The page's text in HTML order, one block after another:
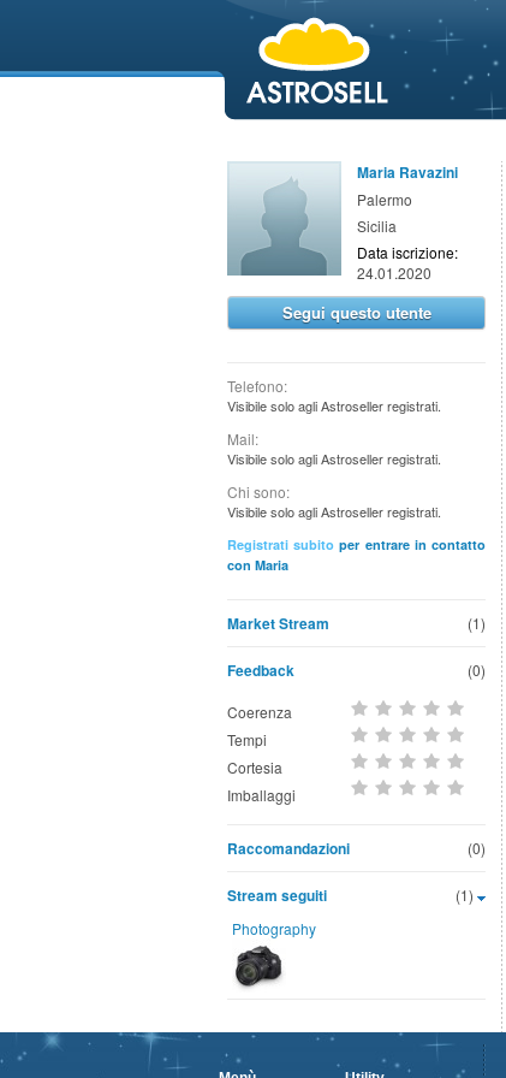
Maria Ravazini
Palermo
Sicilia
Data iscrizione:
24.01.2020
Segui questo utente
Telefono:
Visibile solo agli Astroseller registrati.
Mail:
Visibile solo agli Astroseller registrati.
Chi sono:
Visibile solo agli Astroseller registrati.
Registrati subito per entrare in contatto
con Maria
(1)
Market Stream
Feedback (0)
Coerenza
Tempi
Cortesia
Imballaggi
(0)
Raccomandazioni
(1)
Stream seguiti
Photography